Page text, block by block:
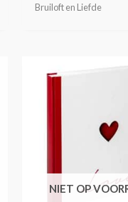
Bruiloft en Liefde
NIET OP